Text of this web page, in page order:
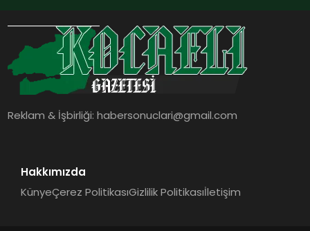
Reklam & İşbirliği:habersonuclari@gmail.com
Hakkımızda
KünyeÇerez PolitikasıGizlilik Politikasıİletişim